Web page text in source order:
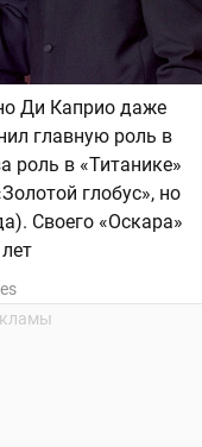
Ди Каприо даже
главную роль в
роль в «Титанике»
глобус», но
Своего «Оскара»